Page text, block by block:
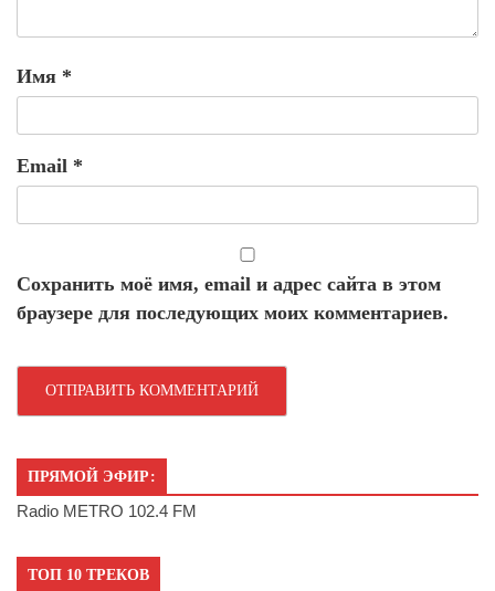
Имя *
Email *
Сохранить моё имя, email и адрес сайта в этом
браузере для последующих моих комментариев.
ПРЯМОЙ ЭФИР:
Radio METRO 102.4 FM
ТОП 10 ТРЕКОВ